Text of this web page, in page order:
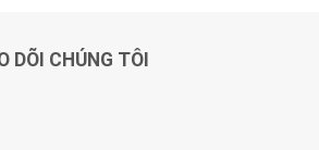
DÕI CHÚNG TÔI